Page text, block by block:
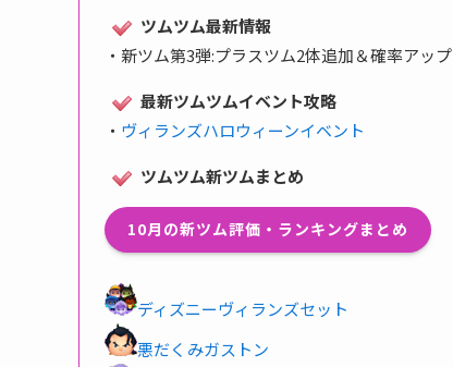
ツムツム最新情報
・ 新ツム第3弾:プラスツム2体追加＆確率アップ
最新ツムツムイベント攻略
・ ヴィランズハロウィーンイベント
ツムツム新ツムまとめ
10月の新ツム評価・ランキングまとめ
ディズニーヴィランズセット
悪だくみガストン